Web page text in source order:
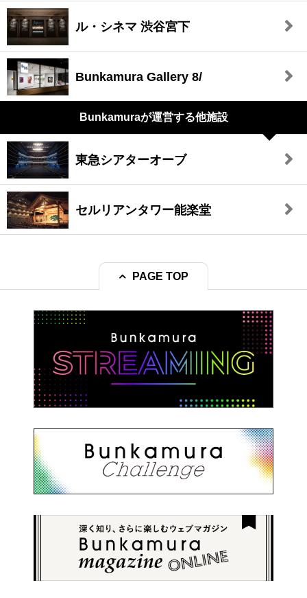
ル・シネマ 渋谷宮下
Bunkamura Gallery 8/
Bunkamuraが運営する他施設
東急シアターオーブ
セルリアンタワー能楽堂
PAGE TOP